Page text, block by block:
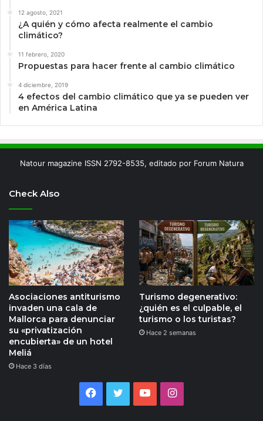
12 agosto, 2021
¿A quién y cómo afecta realmente el cambio
climático?
11 febrero, 2020
Propuestas para hacer frente al cambio climático
4 diciembre, 2019
4 efectos del cambio climático que ya se pueden ver
en América Latina
Natour magazine ISSN 2792-8535, editado por Forum Natura
Check Also
Asociaciones antiturismo
invaden una cala de
Mallorca para denunciar
su «privatización
encubierta» de un hotel
Meliá
Hace 3 días
Turismo degenerativo:
¿quién es el culpable, el
turismo o los turistas?
Hace 2 semanas
Facebook
TwitterYouTubeInstagram